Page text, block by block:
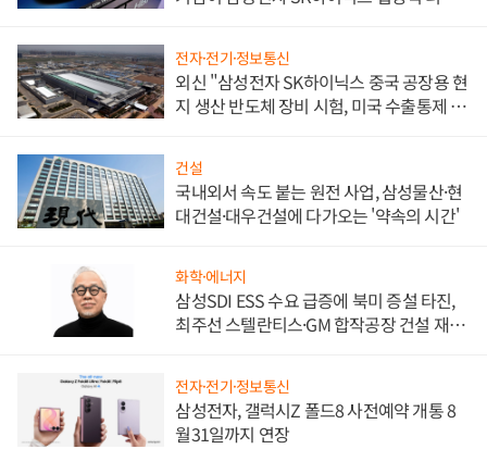
전자·전기·정보통신
외신 "삼성전자 SK하이닉스 중국 공장용 현
지 생산 반도체 장비 시험, 미국 수출통제 대
건설
국내외서 속도 붙는 원전 사업, 삼성물산·현
대건설·대우건설에 다가오는 '약속의 시간'
화학·에너지
삼성SDI ESS 수요 급증에 북미 증설 타진,
최주선 스텔란티스·GM 합작공장 건설 재추
전자·전기·정보통신
삼성전자, 갤럭시Z 폴드8 사전예약 개통 8
월31일까지 연장